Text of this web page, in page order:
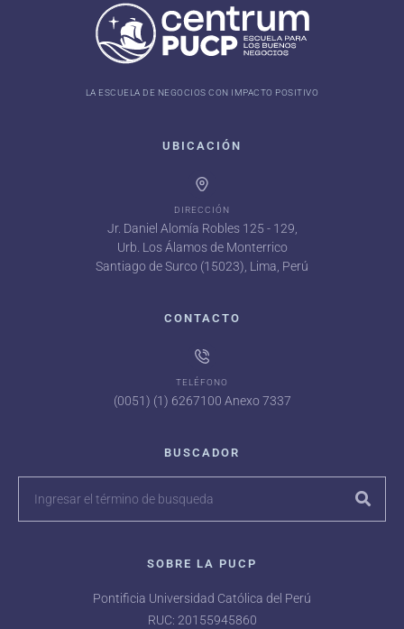
LA ESCUELA DE NEGOCIOS CON IMPACTO POSITIVO
UBICACIÓN
DIRECCIÓN
Jr. Daniel Alomía Robles 125 - 129,
Urb. Los Álamos de Monterrico
Santiago de Surco (15023), Lima, Perú
CONTACTO
TELÉFONO
(0051) (1) 6267100 Anexo 7337
BUSCADOR
SOBRE LA PUCP
Pontificia Universidad Católica del Perú
RUC: 20155945860